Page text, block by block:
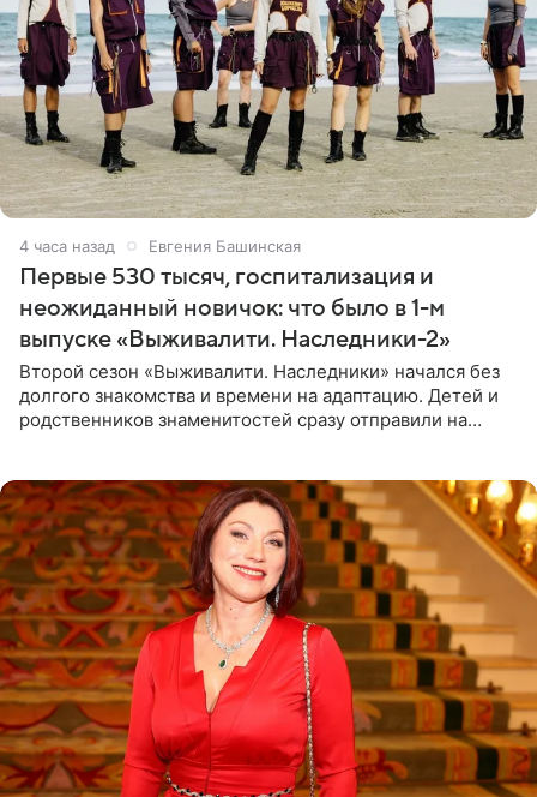
4 часа назад Евгения Башинская
Первые 530 тысяч, госпитализация и
неожиданный новичок: что было в 1-м
выпуске «Выживалити. Наследники-2»
Второй сезон «Выживалити. Наследники» начался без
долгого знакомства и времени на адаптацию. Детей и
родственников знаменитостей сразу отправили на